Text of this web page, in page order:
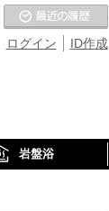
ID作成
ログイン
お気に入りの温泉
岩盤浴